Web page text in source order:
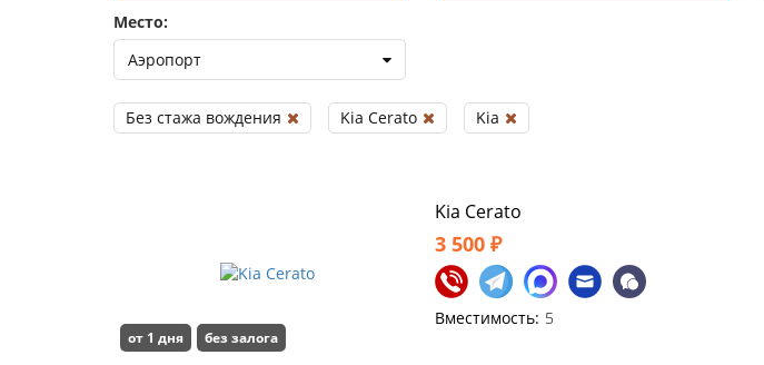
от 1 дня без залога
Kia Cerato
3 500 ₽
Вместимость: 5
Место:
Аэропорт
Без стажа вождения Kia Cerato Kia